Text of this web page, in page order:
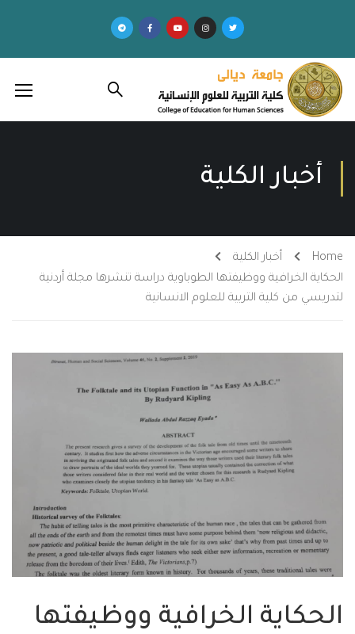
أخبار الكلية
Home
أخبار الكلية
الحكاية الخرافية ووظيفتها الطوباوية دراسة تنشرها مجلة أردنية
لتدريسي من كلية التربية للعلوم الانسانية
الحكاية الخرافية ووظيفتها